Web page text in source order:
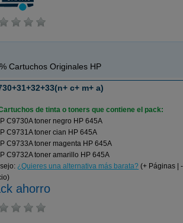
Cartuchos Originales HP
c+ m+ a)
de tinta o toners que contiene el pack:
C9730A toner negro HP 645A
C9731A toner cian HP 645A
C9733A toner magenta HP 645A
C9732A toner amarillo HP 645A
¿Quieres una alternativa más barata? (+ Páginas | -
ahorro